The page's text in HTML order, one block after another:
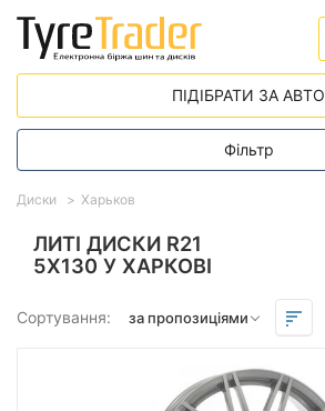
ЛИТІ ДИСКИ R21
5X130 У ХАРКОВІ
Сортування:
Диски Харьков
ПІДІБРАТИ ЗА АВТО
Фільтр
Діапазон цін
від